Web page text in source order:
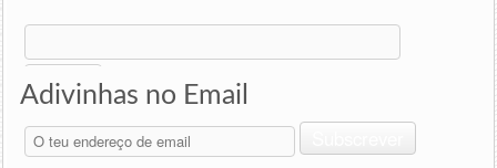
Search
for:
Adivinhas no Email
O
teu